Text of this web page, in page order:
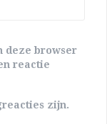
deze browser
reactie
zijn.